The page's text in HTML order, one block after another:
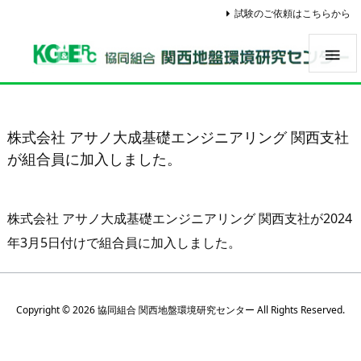

試験のご依頼はこちらから
株式会社 アサノ大成基礎エンジニアリング 関西支社
が組合員に加入しました。
株式会社 アサノ大成基礎エンジニアリング 関西支社が2024
年3月5日付けで組合員に加入しました。
Copyright ©2026協同組合 関西地盤環境研究センター All Rights Reserved.